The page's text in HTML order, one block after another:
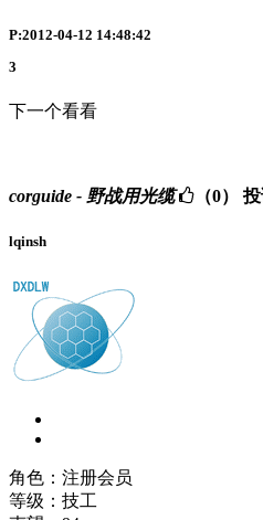
P:2012-04-12 14:48:42
3
下一个看看
corguide - 野战用光缆 （0）
lqinsh
角色：注册会员
等级：技工